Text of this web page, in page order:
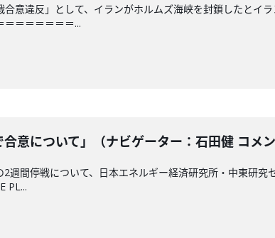
意違反」として、イランがホルムズ海峡を封鎖したとイ
＝＝＝＝＝＝...
合意について」（ナビゲーター：石田健 コメ
週間停戦について、日本エネルギー経済研究所・中東研
PL...